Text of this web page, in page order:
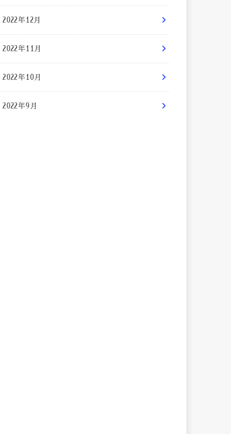
2022年12月
2022年11月
2022年10月
2022年9月